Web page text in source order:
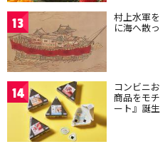
13 村上水軍
に海へ散
14 コンビニ
商品をモ
ート』誕生